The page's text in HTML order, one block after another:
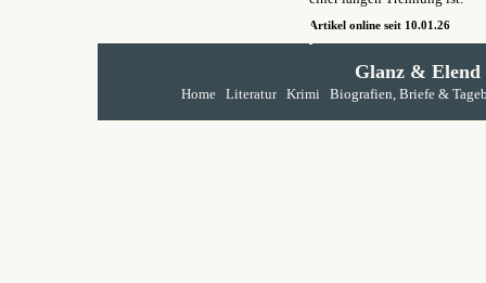
Artikel online seit 10.01.26
Glanz & Elend
Home Literatur Krimi Biografien, Briefe &